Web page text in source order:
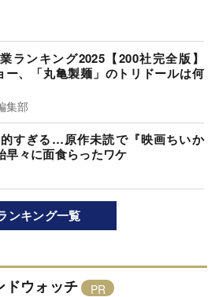
ランキング2025【200社完全版】
ー、「丸亀製麺」のトリドールは何
集部
すぎる…原作未読で『映画ちいか
早々に面食らったワケ
ンキング一覧
ドウォッチ